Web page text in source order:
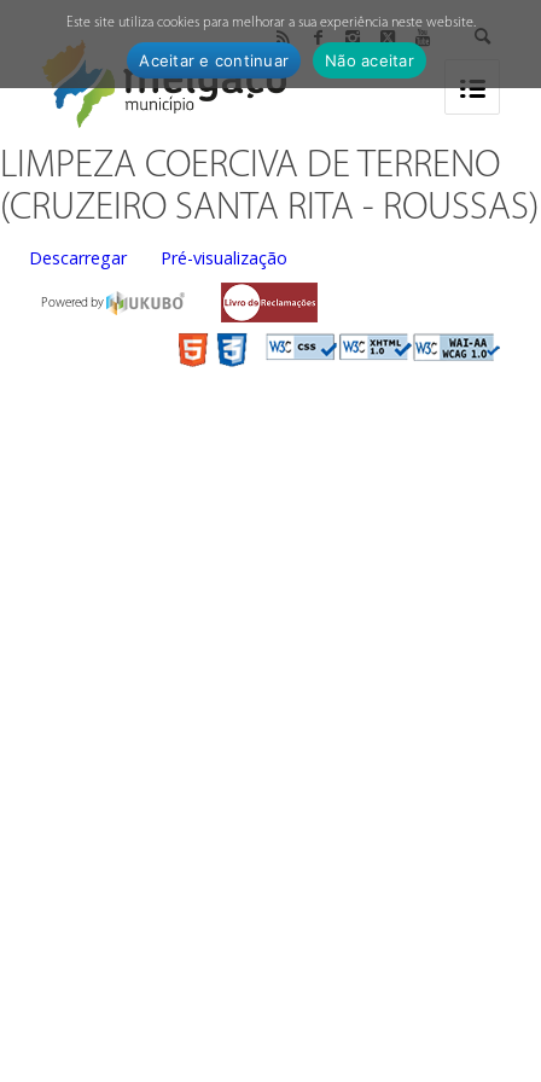
LIMPEZA COERCIVA DE TERRENO
(CRUZEIRO SANTA RITA - ROUSSAS)
Descarregar Pré-visualização
Powered by
Este site utiliza cookies para melhorar a sua experiência neste website.
Aceitar e continuar Não aceitar